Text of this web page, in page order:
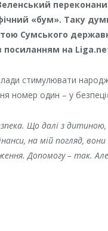
«бум». Таку
Сумського
посиланням на
стимулювати
номер один – у
Що далі з
на мій погляд,
Допомогу – так.